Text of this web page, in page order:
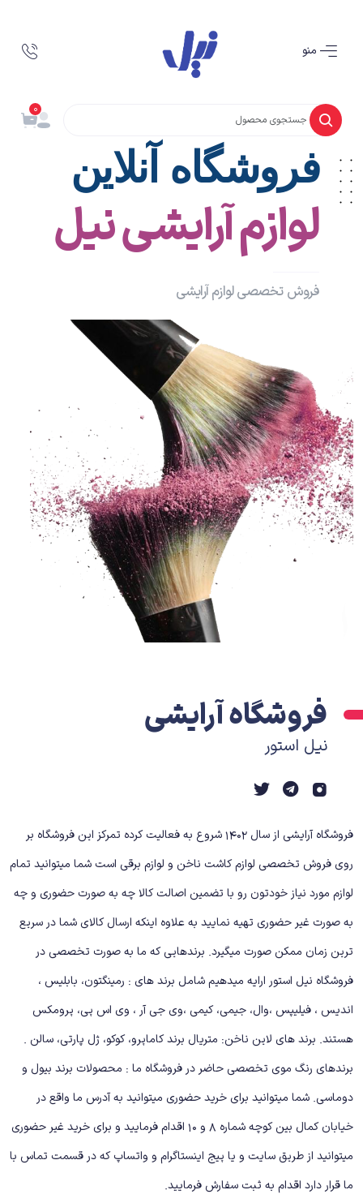
0
فروشگاه آنلاین
لوازم آرایشی نیل
فروش تخصصی لوازم آرایشی
فروشگاه آرایشی
نیل استور
فروشگاه آرایشی از سال 1402 شروع به فعالیت کرده تمرکز این فروشگاه بر
روی فروش تخصصی لوازم کاشت ناخن و لوازم برقی است شما میتوانید تمام
لوازم مورد نیاز خودتون رو با تضمین اصالت کالا چه به صورت حضوری و چه
به صورت غیر حضوری تهیه نمایید به علاوه اینکه ارسال کالای شما در سریع
ترین زمان ممکن صورت میگیرد. برندهایی که ما به صورت تخصصی در
فروشگاه نیل استور ارایه میدهیم شامل برند های : رمینگتون، بابلیس ،
اندیس ، فیلیپس ،وال، جیمی، کیمی ،وی جی آر ، وی اس پی، پرومکس
هستند. برند های لاین ناخن: متریال برند کاماپرو، کوکو، ژل پارتی، سالن .
برندهای رنگ موی تخصصی حاضر در فروشگاه ما : محصولات برند بیول و
دوماسی. شما میتوانید برای خرید حضوری میتوانید به آدرس ما واقع در
خیابان کمال بین کوچه شماره 8 و 10 اقدام فرمایید و برای خرید غیر حضوری
میتوانید از طریق سایت و یا پیج اینستاگرام و واتساپ که در قسمت تماس با
ما قرار دارد اقدام به ثبت سفارش فرمایید.